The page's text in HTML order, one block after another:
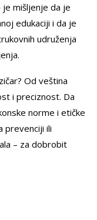
je mišljenje da je
edukaciji i da je
udruženja
Od veština
i preciznost. Da
norme i etičke
prevenciji ili
– za dobrobit